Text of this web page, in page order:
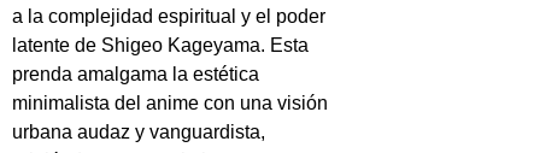
a la complejidad espiritual y el poder
latente de Shigeo Kageyama. Esta
prenda amalgama la estética
minimalista del anime con una visión
urbana audaz y vanguardista,